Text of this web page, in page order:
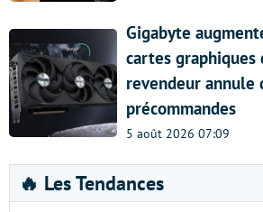
Gigabyte
cartes graphiques
revendeur annule
précommandes
5 août 2026 07:09
🔥 Les Tendances